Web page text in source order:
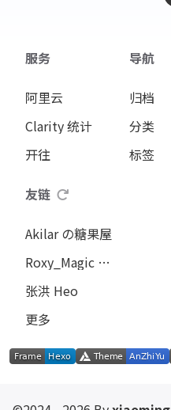
服务
阿里云
Clarity 统计
开往
导航
归档
分类
标签
友链
Akilar の糖果屋
Roxy_Magic の咖啡馆
张洪 Heo
更多